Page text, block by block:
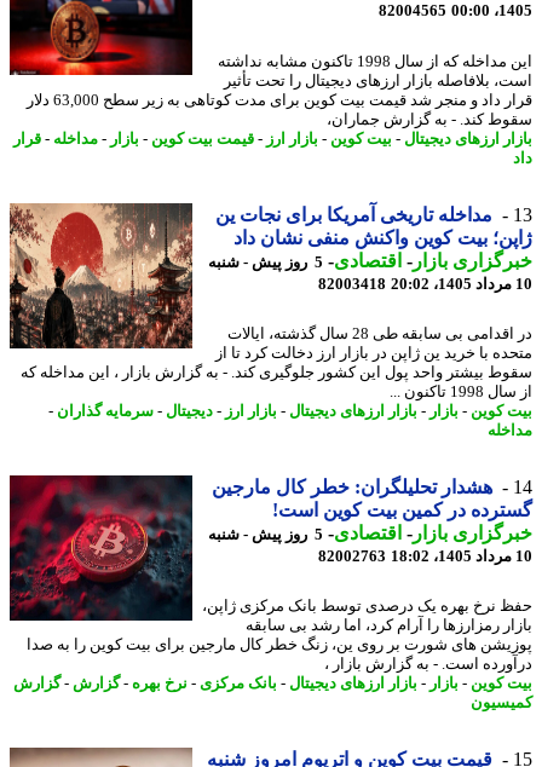
82004565
این مداخله که از سال 1998 تاکنون مشابه نداشته
بلافاصله بازار ارزهای دیجیتال را تحت تأثیر
قرار داد و منجر شد قیمت بیت کوین برای مدت کوتاهی به زیر سطح 63,000 دلار
کند. - به گزارش جماران،
ارزهای دیجیتال-بیت کوین-بازار ارز- قیمت بیت کوین-بازار - مداخله-قرار
مداخله تاریخی آمریکا برای نجات ین
بیت کوین واکنش منفی نشان داد
بازار- اقتصادی- 5 روز پیش - شنبه
82003418
در اقدامی بی سابقه طی 28 سال گذشته، ایالات
با خرید ین ژاپن در بازار ارز دخالت کرد تا از
بیشتر واحد پول این کشور جلوگیری کند. - به گزارش بازار ، این مداخله که
تاکنون ...
کوین-بازار - بازار ارزهای دیجیتال-بازار ارز- دیجیتال-سرمایه گذاران -
هشدار تحلیلگران: خطر کال مارجین
در کمین بیت کوین است!
بازار- اقتصادی- 5 روز پیش - شنبه
82002763
نرخ بهره یک درصدی توسط بانک مرکزی ژاپن،
رمزارزها را آرام کرد، اما رشد بی سابقه
های شورت بر روی ین، زنگ خطر کال مارجین برای بیت کوین را به صدا
است. - به گزارش بازار ،
کوین-بازار - بازار ارزهای دیجیتال-بانک مرکزی - نرخ بهره -گزارش -گزارش
قیمت بیت کوین و اتریوم امروز شنبه